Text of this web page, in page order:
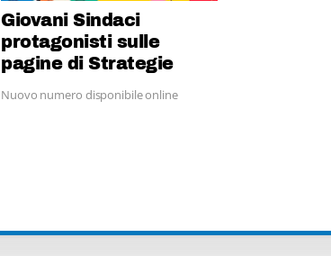
Giovani Sindaci
protagonisti sulle
pagine di Strategie
Nuovo numero disponibile online